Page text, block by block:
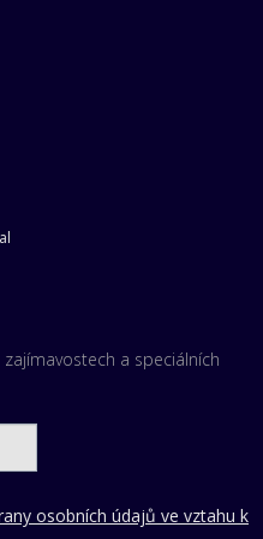
a speciálních
osobních údajů ve vztahu k